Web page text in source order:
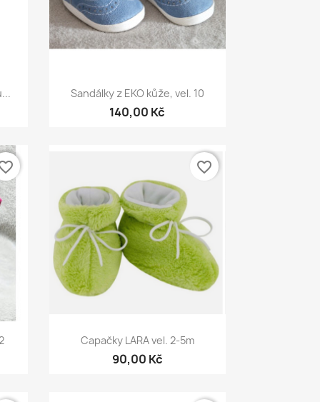
Rychlý náhled
Sandálky z EKO kůže, vel. 10
140,00 Kč
Rychlý náhled
Capačky LARA vel. 2-5m
90,00 Kč
favorite_border